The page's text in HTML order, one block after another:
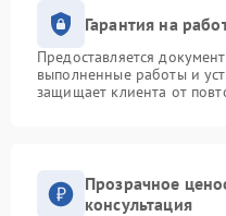
Гарантия на
Предоставляется
выполненные работы и
защищает клиента от
Прозрачное
консультация